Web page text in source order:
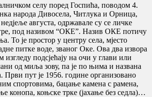
селу поред Госпића, поводом 4.
народа Дивосела, Читлука и Орница,
августа, одржавале су се личке
под називом “ОКЕ”. Назив ОКЕ потичу
То је простор у центру села, мјесто
питке воде, званог Оке. Ова два извора
подсјећају на очи у глави или
од миља зову, па је по њима и названа
Први пут је 1956. године организовано
спортовима, бацање камена с рамена,
конопа, коњске трке (јахање без седла)…